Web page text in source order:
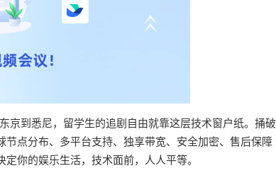
京到悉尼，留学生的追剧自由就靠这层技术窗户纸。捅破
节点分布、多平台支持、独享带宽、安全加密、售后保障
你的娱乐生活，技术面前，人人平等。